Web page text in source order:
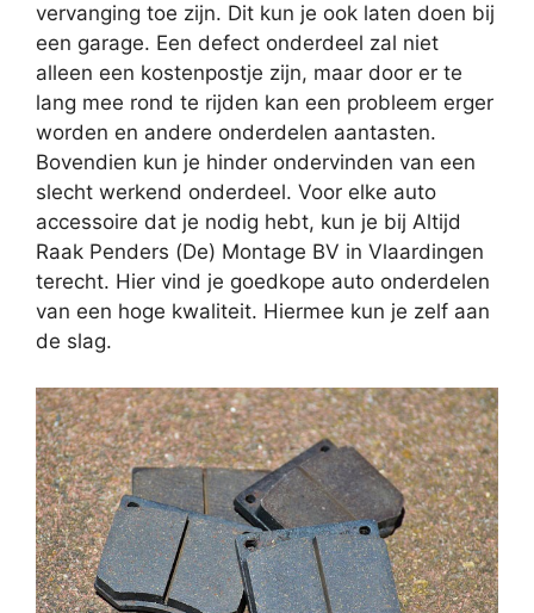
vervanging toe zijn. Dit kun je ook laten doen bij
een garage. Een defect onderdeel zal niet
alleen een kostenpostje zijn, maar door er te
lang mee rond te rijden kan een probleem erger
worden en andere onderdelen aantasten.
Bovendien kun je hinder ondervinden van een
slecht werkend onderdeel. Voor elke auto
accessoire dat je nodig hebt, kun je bij Altijd
Raak Penders (De) Montage BV in Vlaardingen
terecht. Hier vind je goedkope auto onderdelen
van een hoge kwaliteit. Hiermee kun je zelf aan
de slag.